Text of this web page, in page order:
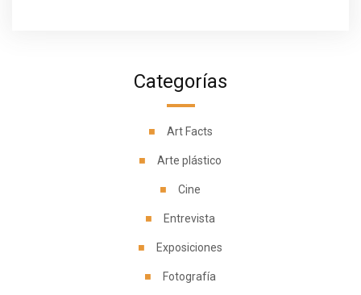
Categorías
Art Facts
Arte plástico
Cine
Entrevista
Exposiciones
Fotografía